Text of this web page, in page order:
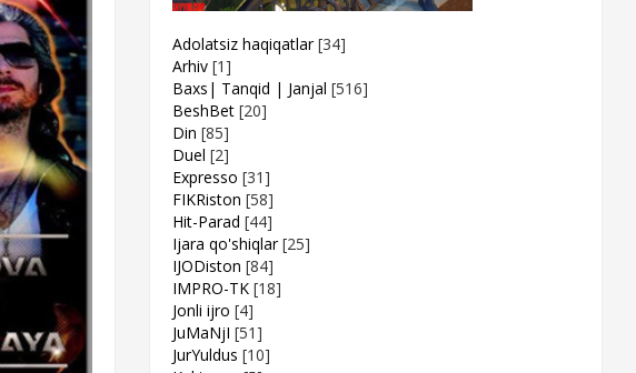
Adolatsiz haqiqatlar [34]
Arhiv [1]
Baxs| Tanqid | Janjal [516]
BeshBet [20]
Din [85]
Duel [2]
Expresso [31]
FIKRiston [58]
Hit-Parad [44]
Ijara qo'shiqlar [25]
IJODiston [84]
IMPRO-TK [18]
Jonli ijro [4]
JuMaNjI [51]
JurYuldus [10]